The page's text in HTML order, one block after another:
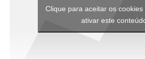
Clique para aceitar os cookies
ativar este